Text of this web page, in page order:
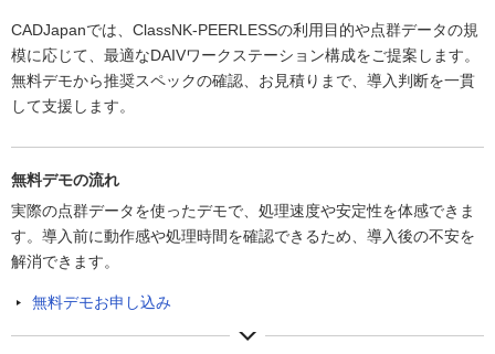
CADJapanでは、ClassNK-PEERLESSの利用目的や点群データの規
模に応じて、最適なDAIVワークステーション構成をご提案します。
無料デモから推奨スペックの確認、お見積りまで、導入判断を一貫
して支援します。
無料デモの流れ
実際の点群データを使ったデモで、処理速度や安定性を体感できま
す。導入前に動作感や処理時間を確認できるため、導入後の不安を
解消できます。
無料デモお申し込み